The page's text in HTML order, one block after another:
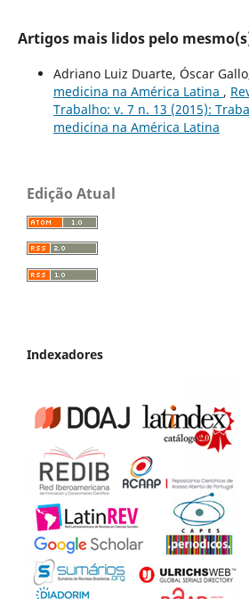
Artigos mais lidos pelo
Adriano Luiz Duarte, Óscar
medicina na América Latina ,
Trabalho: v. 7 n. 13 (2015):
medicina na América Latina
Edição Atual
Indexadores